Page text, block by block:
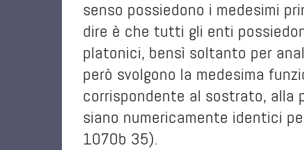
senso possiedono i medesimi
dire è che tutti gli enti
platonici, bensì soltanto per
però svolgono la medesima
corrispondente al sostrato, alla
siano numericamente identici
1070b 35).